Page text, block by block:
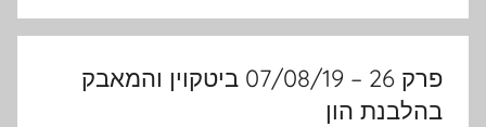
פרק 26 – 07/08/19 ביטקוין והמאבק
בהלבנת הון